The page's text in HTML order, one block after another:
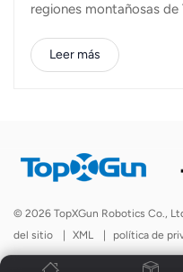
regiones montañosas de
vida cotidiana. Más de la
dedica a la agricultura, y
las explotaciones
optimizando sus
muchos de los mismos
toda Europa: escasez
costes de los insumos,
Leer más
© 2026 TopXGun Robotics Co.,
del sitio
| XML | política de